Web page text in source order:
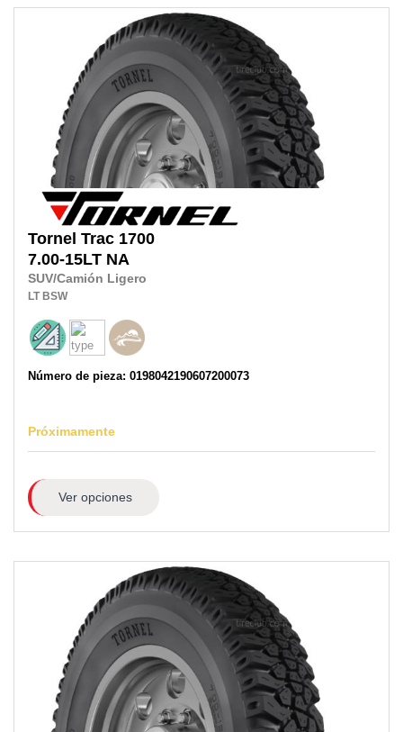
Tornel Trac 1700
7.00-15LT NA
SUV/Camión Ligero
LT BSW
Número de pieza: 0198042190607200073
Próximamente
Ver opciones